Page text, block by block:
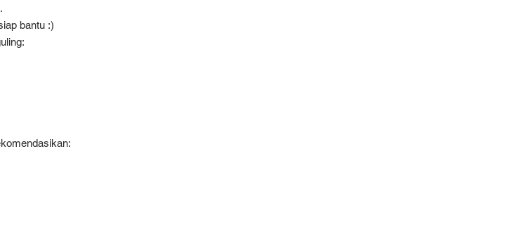
bantu :)